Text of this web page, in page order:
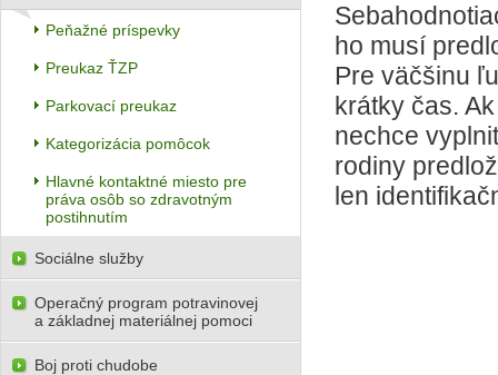
ho musí
Pre väčšinu
krátky čas.
nechce
rodiny
len
Peňažné príspevky
Preukaz ŤZP
Parkovací preukaz
Kategorizácia pomôcok
Hlavné kontaktné miesto pre
práva osôb so zdravotným
postihnutím
Sociálne služby
Operačný program potravinovej
a základnej materiálnej pomoci
Boj proti chudobe